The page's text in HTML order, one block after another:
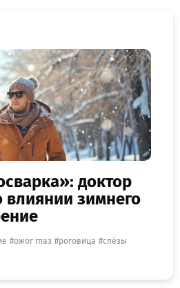
доктор
влиянии зимнего
ожог глаз роговица
слёзы